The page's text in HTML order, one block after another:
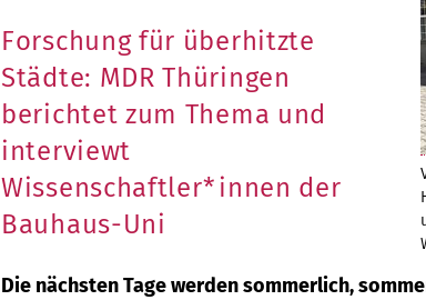
Forschung für überhitzte
Städte: MDR Thüringen
berichtet zum Thema und
interviewt
Wissenschaftler*innen der
Bauhaus-Uni
Die nächsten Tage werden sommerlich,